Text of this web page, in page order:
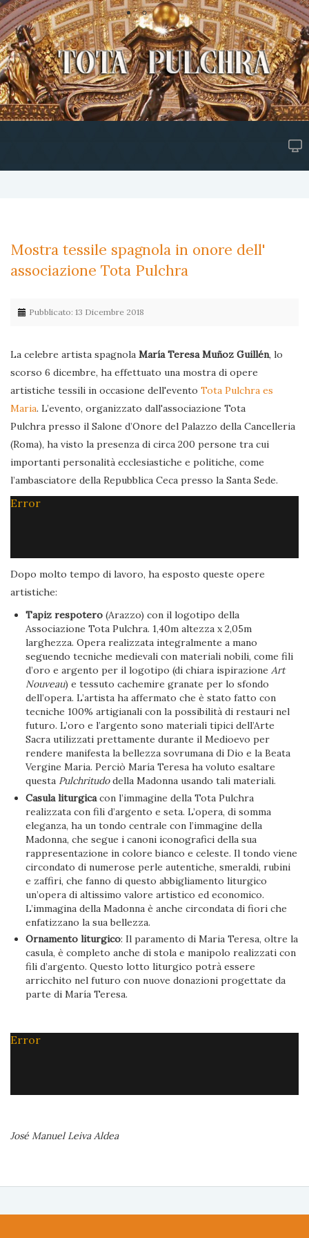
Mostra tessile spagnola in onore dell'
associazione Tota Pulchra
Pubblicato: 13 Dicembre 2018
La celebre artista spagnola María Teresa Muñoz Guillén, lo
scorso 6 dicembre, ha effettuato una mostra di opere
artistiche tessili in occasione dell'evento Tota Pulchra es
Maria. L’evento, organizzato dall'associazione Tota
Pulchra presso il Salone d’Onore del Palazzo della Cancelleria
(Roma), ha visto la presenza di circa 200 persone tra cui
importanti personalità ecclesiastiche e politiche, come
l’ambasciatore della Repubblica Ceca presso la Santa Sede.
Error
Dopo molto tempo di lavoro, ha esposto queste opere
artistiche:
Tapiz respotero (Arazzo) con il logotipo della
Associazione Tota Pulchra. 1,40m altezza x 2,05m
larghezza. Opera realizzata integralmente a mano
seguendo tecniche medievali con materiali nobili, come fili
d’oro e argento per il logotipo (di chiara ispirazioneArt
Nouveau) e tessuto cachemire granate per lo sfondo
dell’opera. L’artista ha affermato che è stato fatto con
tecniche 100% artigianali con la possibilità di restauri nel
futuro. L’oro e l’argento sono materiali tipici dell’Arte
Sacra utilizzati prettamente durante il Medioevo per
rendere manifesta la bellezza sovrumana di Dio e la Beata
Vergine Maria. Perciò María Teresa ha voluto esaltare
questa Pulchritudodella Madonna usando tali materiali.
Casula liturgicacon l’immagine della Tota Pulchra
realizzata con fili d’argento e seta. L’opera, di somma
eleganza, ha un tondo centrale con l’immagine della
Madonna, che segue i canoni iconografici della sua
rappresentazione in colore bianco e celeste. Il tondo viene
circondato di numerose perle autentiche, smeraldi, rubini
e zaffiri, che fanno di questo abbigliamento liturgico
un’opera di altissimo valore artistico ed economico.
L’immagina della Madonna è anche circondata di fiori che
enfatizzano la sua bellezza.
Ornamento liturgico: Il paramento di Maria Teresa, oltre la
casula, è completo anche di stola e manipolo realizzati con
fili d’argento. Questo lotto liturgico potrà essere
arricchito nel futuro con nuove donazioni progettate da
parte di María Teresa.
Error
José Manuel Leiva Aldea